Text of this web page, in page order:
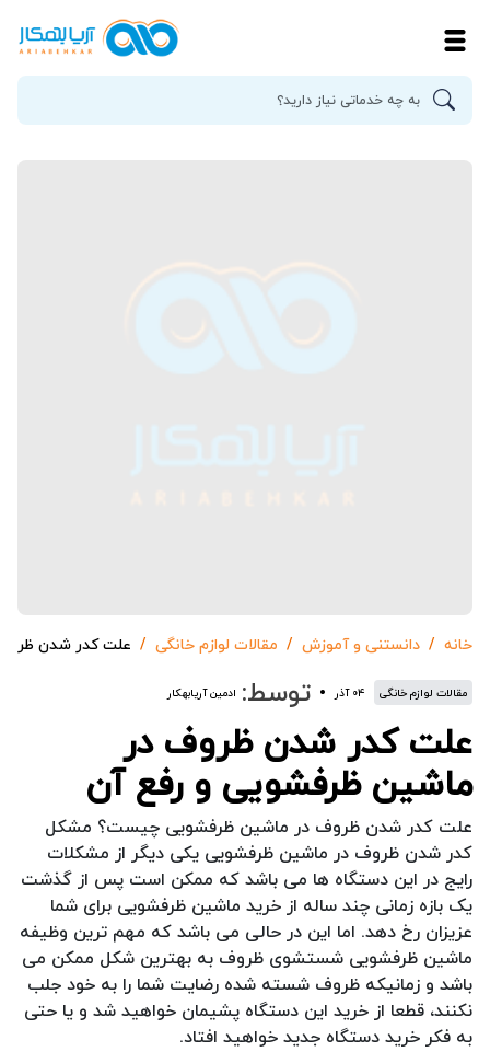
خانه دانستنی و آموزش مقالات لوازم خانگی علت کدر شدن
مقالات لوازم خانگی ۰۴ آذر توسط: ادمین آریابهکار
علت کدر شدن ظروف در
ماشین ظرفشویی و رفع آن
علت کدر شدن ظروف در ماشین ظرفشویی چیست؟ مشکل
کدر شدن ظروف در ماشین ظرفشویی یکی دیگر از مشکلات
رایج در این دستگاه ها می باشد که ممکن است پس از گذشت
یک بازه زمانی چند ساله از خرید ماشین ظرفشویی برای شما
عزیزان رخ دهد. اما این در حالی می باشد که مهم ترین وظیفه
ماشین ظرفشویی شستشوی ظروف به بهترین شکل ممکن می
باشد و زمانیکه ظروف شسته شده رضایت شما را به خود جلب
نکنند، قطعا از خرید این دستگاه پشیمان خواهید شد و یا حتی
به فکر خرید دستگاه جدید خواهید افتاد.